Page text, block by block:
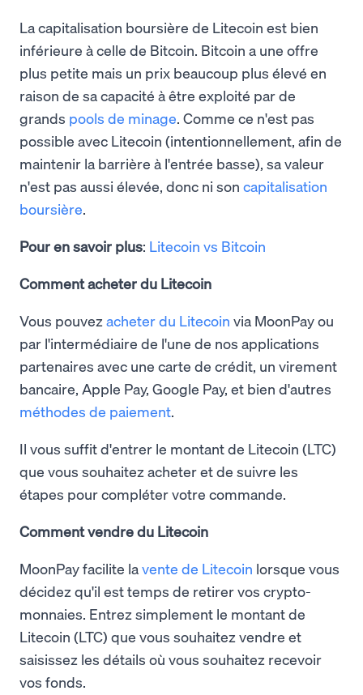
La capitalisation boursière de Litecoin est bien
inférieure à celle de Bitcoin. Bitcoin a une offre
plus petite mais un prix beaucoup plus élevé en
raison de sa capacité à être exploité par de
grands pools de minage. Comme ce n'est pas
possible avec Litecoin (intentionnellement, afin de
maintenir la barrière à l'entrée basse), sa valeur
n'est pas aussi élevée, donc ni son capitalisation
boursière.
Pour en savoir plus: Litecoin vs Bitcoin
Comment acheter du Litecoin
Vous pouvez acheter du Litecoin via MoonPay ou
par l'intermédiaire de l'une de nos applications
partenaires avec une carte de crédit, un virement
bancaire, Apple Pay, Google Pay, et bien d'autres
méthodes de paiement.
Il vous suffit d'entrer le montant de Litecoin (LTC)
que vous souhaitez acheter et de suivre les
étapes pour compléter votre commande.
Comment vendre du Litecoin
MoonPay facilite lavente de Litecoin lorsque vous
décidez qu'il est temps de retirer vos crypto-
monnaies. Entrez simplement le montant de
Litecoin (LTC) que vous souhaitez vendre et
saisissez les détails où vous souhaitez recevoir
vos fonds.